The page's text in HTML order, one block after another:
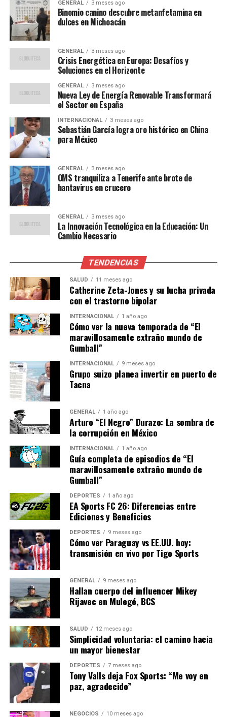
importancia de prevenir enfermedades,
hospitalizaciones y muertes.
“Las vacunas son seguras,
efectivas, necesarias y
gratuitas”, afirmó Nadine
Gasman Zylbermann.
Impacto de la vacunación en la
salud pública
Samantha Gaertner, directora del Programa de
Vacunación del Centro Nacional para la Salud de la
Infancia y la Adolescencia, destacó que la inoculación
simultánea no solo ayuda a salvar vidas, sino que
también previene complicaciones y defunciones
asociadas a enfermedades que suelen aumentar durante
la salud de las y los universitarios y de la población en
general”, añadió Macedo Chagolla.
La importancia de la vacunación se ha subrayado
repetidamente en estudios que demuestran su eficacia
en la reducción de la incidencia de enfermedades
infecciosas. En un contexto donde la pandemia de
COVID-19 ha puesto a prueba los sistemas de salud a
nivel mundial, estas campañas masivas de vacunación
ofrecen una línea de defensa crucial.
Mirando hacia el futuro
El éxito del Mega Centro de Vacunación UNAM 2025
podría servir como modelo para futuras campañas de
diferentes entidades gubernamentales y académicas es
un ejemplo de cómo se pueden unir esfuerzos para
lograr un objetivo común: la protección de la salud
pública.
Con la meta de aplicar 100 mil dosis en menos de una
comunidad universitaria, sino también contribuir a la
inmunización del público en general. Esta iniciativa
podría tener implicaciones significativas en la reducción
invernal.
La jornada de vacunación en la UNAM es un
recordatorio del poder de la prevención y de la
importancia de la cooperación interinstitucional para
enfrentar los desafíos de salud pública. Con la
participación activa de la comunidad, estas campañas
pueden marcar una diferencia significativa en la lucha
contra enfermedades prevenibles.
GENERAL 3 meses ago
Binomio canino descubre metanfetamina en
dulces en Michoacán
GENERAL 3 meses ago
Crisis Energética en Europa: Desafíos y
Soluciones en el Horizonte
GENERAL 3 meses ago
Nueva Ley de Energía Renovable Transformará
el Sector en España
INTERNACIONAL 3 meses ago
Sebastián García logra oro histórico en China
para México
GENERAL 3 meses ago
OMS tranquiliza a Tenerife ante brote de
hantavirus en crucero
GENERAL 3 meses ago
La Innovación Tecnológica en la Educación: Un
Cambio Necesario
TENDENCIAS
SALUD 11 meses ago
Catherine Zeta-Jones y su lucha privada
con el trastorno bipolar
INTERNACIONAL 1 año ago
Cómo ver la nueva temporada de “El
maravillosamente extraño mundo de
Gumball”
INTERNACIONAL 9 meses ago
Grupo suizo planea invertir en puerto de
Tacna
GENERAL 1 año ago
Arturo “El Negro” Durazo: La sombra de
la corrupción en México
INTERNACIONAL 1 año ago
Guía completa de episodios de “El
maravillosamente extraño mundo de
Gumball”
DEPORTES 1 año ago
EA Sports FC 26: Diferencias entre
Ediciones y Beneficios
DEPORTES 9 meses ago
Cómo ver Paraguay vs EE.UU. hoy:
transmisión en vivo por Tigo Sports
GENERAL 9 meses ago
Hallan cuerpo del influencer Mikey
Rijavec en Mulegé, BCS
SALUD 12 meses ago
Simplicidad voluntaria: el camino hacia
un mayor bienestar
DEPORTES 7 meses ago
Tony Valls deja Fox Sports: “Me voy en
paz, agradecido”
NEGOCIOS 10 meses ago